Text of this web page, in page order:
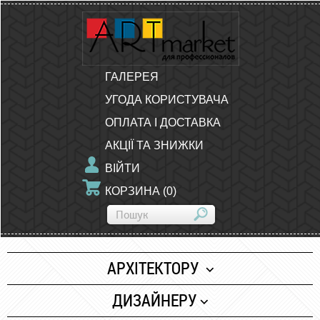
ГАЛЕРЕЯ
УГОДА КОРИСТУВАЧА
ОПЛАТА І ДОСТАВКА
АКЦІЇ ТА ЗНИЖКИ
ВІЙТИ
КОРЗИНА (0)
АРХІТЕКТОРУ
Папір
ДИЗАЙНЕРУ